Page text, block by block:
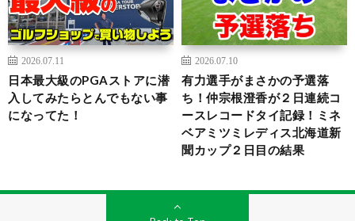
2026.07.11
日本最大級のPGAストアに潜
入してみたらとんでもない事
になってた！
2026.07.10
有力選手がまさかの予選落
ち！仲宗根澄香が２日連続コ
ースレコードタイ記録！ミネ
ベアミツミレディス北海道新
聞カップ２日目の結果